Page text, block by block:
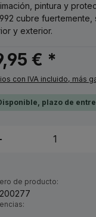
pintura y
cubre
y exterior.
€ *
con IVA incluido, más
plazo de
del
de producto: